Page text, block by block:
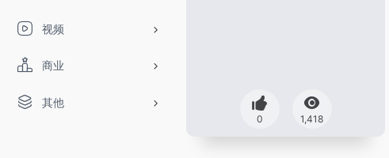
视频
商业
其他
0 1,418
DeepSeek-R1、V3满血版免费用！- 字节Trae即可